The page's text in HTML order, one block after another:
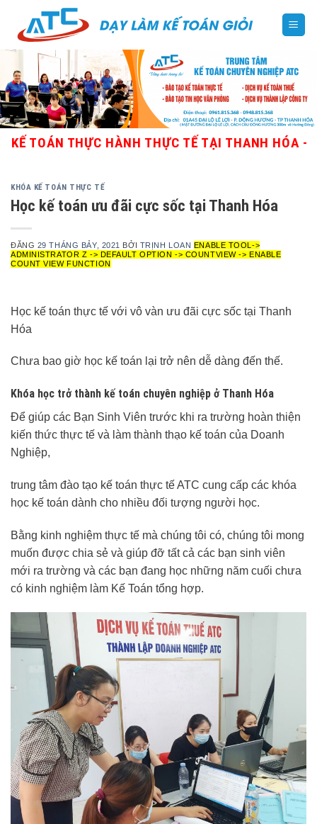
content
THỰC HÀNH THỰC TẾ TẠI THANH HÓA - GIÁO
KHÓA KẾ TOÁN THỰC TẾ
Học kế toán ưu đãi cực sốc tại Thanh Hóa
ĐĂNG 29 THÁNG BẢY, 2021 BỞI TRỊNH LOAN ENABLE TOOL->
ADMINISTRATOR Z -> DEFAULT OPTION -> COUNTVIEW -> ENABLE
COUNT VIEW FUNCTION
Học kế toán thực tế với vô vàn ưu đãi cực sốc tại Thanh
Hóa
Chưa bao giờ học kế toán lại trở nên dễ dàng đến thế.
Khóa học trở thành kế toán chuyên nghiệp ở Thanh Hóa
Để giúp các Bạn Sinh Viên trước khi ra trường hoàn thiện
kiến thức thực tế và làm thành thạo kế toán của Doanh
Nghiệp,
trung tâm đào tạo kế toán thực tế ATC cung cấp các khóa
học kế toán dành cho nhiều đối tượng người học.
Bằng kinh nghiệm thực tế mà chúng tôi có, chúng tôi mong
muốn được chia sẻ và giúp đỡ tất cả các bạn sinh viên
mới ra trường và các bạn đang học những năm cuối chưa
có kinh nghiệm làm Kế Toán tổng hợp.